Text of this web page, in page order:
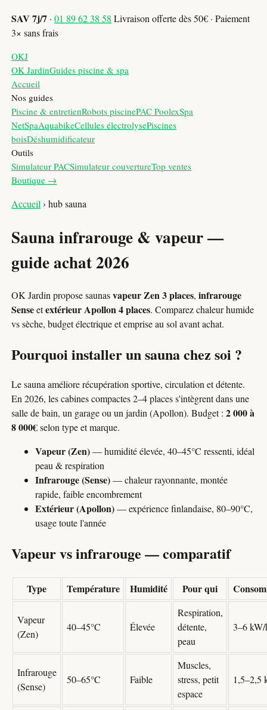
SAV 7j/7 ·01 89 62 38 58 Livraison offerte dès 50€ · Paiement
3× sans frais
OKJ
OK JardinGuides piscine & spa
Accueil
Nos guides
Piscine & entretienRobots piscinePAC PoolexSpa
NetSpaAquabikeCellules électrolysePiscines
boisDéshumidificateur
Outils
Simulateur PACSimulateur couvertureTop ventes
Boutique →
Accueil ›hub sauna
Sauna infrarouge & vapeur —
guide achat 2026
OK Jardin propose saunasvapeur Zen 3 places,infrarouge
Senseetextérieur Apollon 4 places. Comparez chaleur humide
vs sèche, budget électrique et emprise au sol avant achat.
Pourquoi installer un sauna chez soi ?
Le sauna améliore récupération sportive, circulation et détente.
En 2026, les cabines compactes 2–4 places s'intègrent dans une
salle de bain, un garage ou un jardin (Apollon). Budget :2 000 à
8 000€selon type et marque.
Vapeur (Zen)— humidité élevée, 40–45°C ressenti, idéal
peau & respiration
Infrarouge (Sense)— chaleur rayonnante, montée
rapide, faible encombrement
Extérieur (Apollon)— expérience finlandaise, 80–90°C,
usage toute l'année
Vapeur vs infrarouge — comparatif
Type Température Humidité Pour qui
Vapeur
(Zen)
40–45°C Élevée
Respiration,
détente,
peau
3–6
Infrarouge
(Sense)
50–65°C Faible
Muscles,
stress, petit
espace
1,5–2,5